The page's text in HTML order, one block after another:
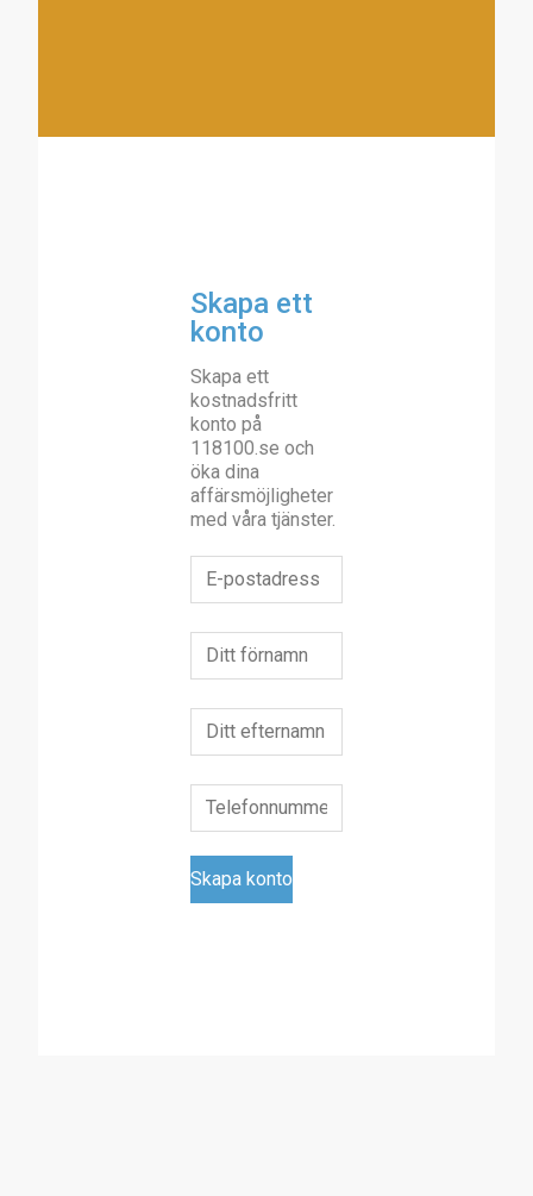
Skapa ett
konto
Skapa ett
kostnadsfritt
konto på
118100.se och
öka dina
affärsmöjligheter
med våra tjänster.